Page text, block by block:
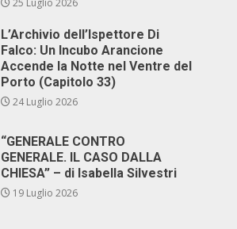
25 Luglio 2026
L’Archivio dell’Ispettore Di
Falco: Un Incubo Arancione
Accende la Notte nel Ventre del
Porto (Capitolo 33)
24 Luglio 2026
“GENERALE CONTRO
GENERALE. IL CASO DALLA
CHIESA” – di Isabella Silvestri
19 Luglio 2026